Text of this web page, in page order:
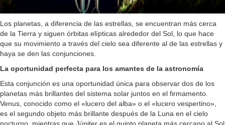
Los planetas, a diferencia de las estrellas, se encuentran más cerca
de la Tierra y siguen órbitas elípticas alrededor del Sol, lo que hace
que su movimiento a través del cielo sea diferente al de las estrellas y
haya se den las conjunciones.
La oportunidad perfecta para los amantes de la astronomía
Esta conjunción es una oportunidad única para observar dos de los
planetas más brillantes del sistema solar juntos en el firmamento.
Venus, conocido como el «lucero del alba» o el «lucero vespertino»,
es el segundo objeto más brillante después de la Luna en el cielo